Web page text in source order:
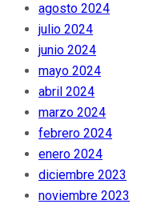
agosto 2024
julio 2024
junio 2024
mayo 2024
abril 2024
marzo 2024
febrero 2024
enero 2024
diciembre 2023
noviembre 2023